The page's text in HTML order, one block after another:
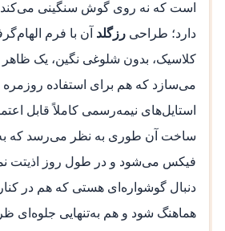
است که نه روی گوش سنگینی
دارد؛ طراحی رزگلد آن با فرم
کلاسیک، بدون شلوغی نگین، یک ظاهر
می‌سازد که هم برای استفاده روزمره
استایل‌های نیمه‌رسمی کاملاً قابل
ساخت آن طوری به نظر می‌رسد که
فیکس می‌شود و در طول روز اذیتت
دنبال گوشواره‌ای هستی که هم در کنار
هماهنگ شود و هم به‌تنهایی